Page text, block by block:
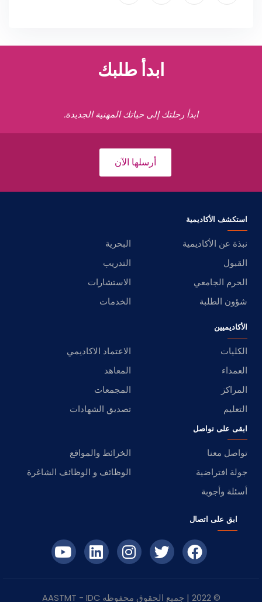
ابدأ طلبك
ابدأ رحلتك إلى حياتك المهنية الجديدة.
أرسلها الآن
استكشف الأكاديمية
نبذة عن الأكاديمية
البحرية
القبول
التدريب
الحرم الجامعي
الاستشارات
شؤون الطلبة
الخدمات
الأكاديميين
الكليات
الاعتماد الاكاديمي
العمداء
المعاهد
المراكز
المجمعات
التعليم
تصديق الشهادات
ابقى على تواصل
تواصل معنا
الخرائط والمواقع
جولة افتراضية
الوظائف و الوظائف الشاغرة
أسئلة وأجوبة
ابق على اتصال
© 2022 | جميع الحقوق محفوظه IDC
- AASTMT